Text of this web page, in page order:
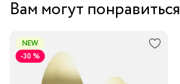
Вам могут понравиться
NEW
-30 %